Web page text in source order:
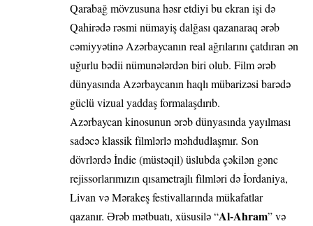
Qarabağ mövzusuna həsr etdiyi bu ekran işi də
Qahirədə rəsmi nümayiş dalğası qazanaraq ərəb
cəmiyyətinə Azərbaycanın real ağrılarını çatdıran ən
uğurlu bədii nümunələrdən biri olub. Film ərəb
dünyasında Azərbaycanın haqlı mübarizəsi barədə
güclü vizual yaddaş formalaşdırıb.
Azərbaycan kinosunun ərəb dünyasında yayılması
sadəcə klassik filmlərlə məhdudlaşmır. Son
dövrlərdə İndie (müstəqil) üslubda çəkilən gənc
rejissorlarımızın qısametrajlı filmləri də İordaniya,
Livan və Mərakeş festivallarında mükafatlar
qazanır. Ərəb mətbuatı, xüsusilə “Al-Ahram” və